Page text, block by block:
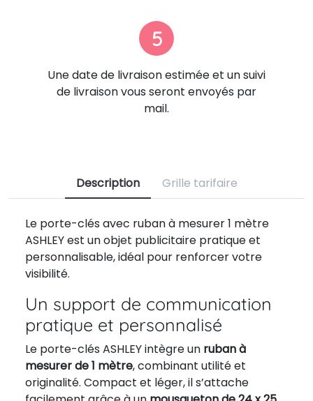
5
Une date de livraison estimée et un suivi
de livraison vous seront envoyés par
mail.
Description Grille tarifaire
Le porte-clés avec ruban à mesurer 1 mètre
ASHLEY est un objet publicitaire pratique et
personnalisable, idéal pour renforcer votre
visibilité.
Un support de communication
pratique et personnalisé
Le porte-clés ASHLEY intègre un ruban à
mesurer de 1 mètre, combinant utilité et
originalité. Compact et léger, il s’attache